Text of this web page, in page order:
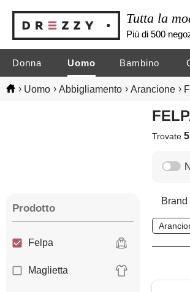
Tutta la
Più di 500
Donna Uomo Bambino
› Uomo › Abbigliamento › Arancione ›
Trovate5
Prodotto
Felpa
Maglietta
Brand